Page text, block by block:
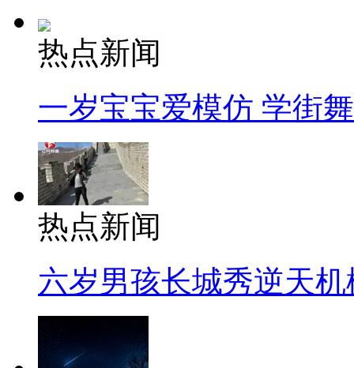
热点新闻
一岁宝宝爱模仿 学街
热点新闻
六岁男孩长城秀逆天机